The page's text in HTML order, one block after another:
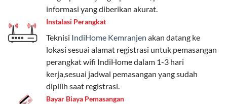
internet, komunikasi, atau hiburan.
Paket Easy cocok untuk kebutuhan dasar, Paket
Complete untuk yang menginginkan fitur lengkap,
dan Paket Dynamic IP untuk pengguna yang
memprioritaskan kecepatan internet tinggi.
Paket Telkomsel One dengan Kuota Keluarga
informasi yang diberikan akurat.
Instalasi Perangkat
Teknisi IndiHome Kemranjen akan datang ke
lokasi sesuai alamat registrasi untuk pemasangan
perangkat wifi IndiHome dalam 1-3 hari
kerja,sesuai jadwal pemasangan yang sudah
dipilih saat registrasi.
Bayar Biaya Pemasangan